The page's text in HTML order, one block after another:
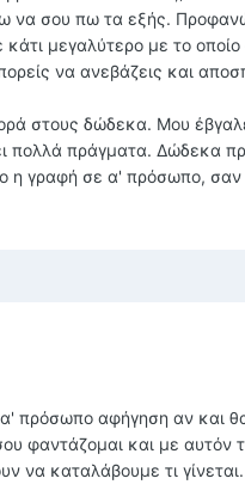
να σου πω τα εξής.
μεγαλύτερο με το
να ανεβάζεις και
στους δώδεκα. Μου
πολλά πράγματα. Δώδεκα
η γραφή σε α' πρόσωπο,
α' πρόσωπο αφήγηση αν και
φαντάζομαι και με
να καταλάβουμε τι